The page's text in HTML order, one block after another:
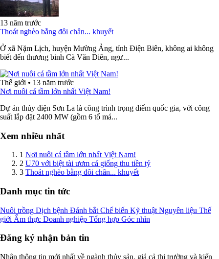
13 năm trước
Thoát nghèo bằng đôi chân... khuyết
Ở xã Nặm Lịch, huyện Mường Ảng, tỉnh Điện Biên, không ai không
biết đến thương binh Cà Văn Diên, ngư...
Thế giới • 13 năm trước
Nơi nuôi cá tầm lớn nhất Việt Nam!
Dự án thủy điện Sơn La là công trình trọng điểm quốc gia, với công
suất lắp đặt 2400 MW (gồm 6 tổ má...
Xem nhiều nhất
1 Nơi nuôi cá tầm lớn nhất Việt Nam!
2 U70 với biệt tài ươm cá giống thu tiền tỷ
3 Thoát nghèo bằng đôi chân... khuyết
Danh mục tin tức
Nuôi trồng Dịch bệnh Đánh bắt Chế biến Kỹ thuật Nguyên liệu Thế
giới Ẩm thực Doanh nghiệp Tổng hợp Góc nhìn
Đăng ký nhận bản tin
Nhận thông tin mới nhất về ngành thủy sản, giá cả thị trường và kiến